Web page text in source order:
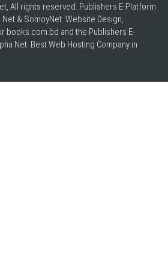
All rights reserved. Publishers E-Platform
& SomoyNet. Website Design,
books.com.bd and the Publishers E-
Net. BestWeb Hosting Company in